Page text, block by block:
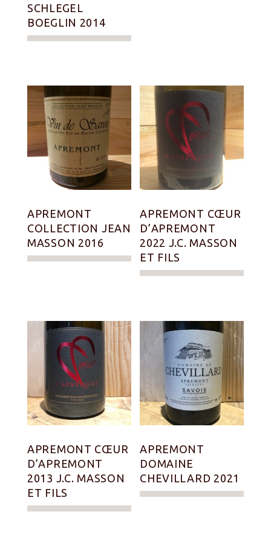
SCHLEGEL
BOEGLIN 2014
APREMONT
COLLECTION JEAN
MASSON 2016
APREMONT CŒUR
D’APREMONT
2022 J.C. MASSON
ET FILS
APREMONT CŒUR
D’APREMONT
2013 J.C. MASSON
ET FILS
APREMONT
DOMAINE
CHEVILLARD 2021